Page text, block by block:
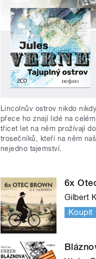
Lincolnův ostrov nikdo
přece ho znají lidé na
třicet let na něm prožívají
trosečníků, kteří na něm
nejedno tajemství.
6x
Gilbert
Koupit